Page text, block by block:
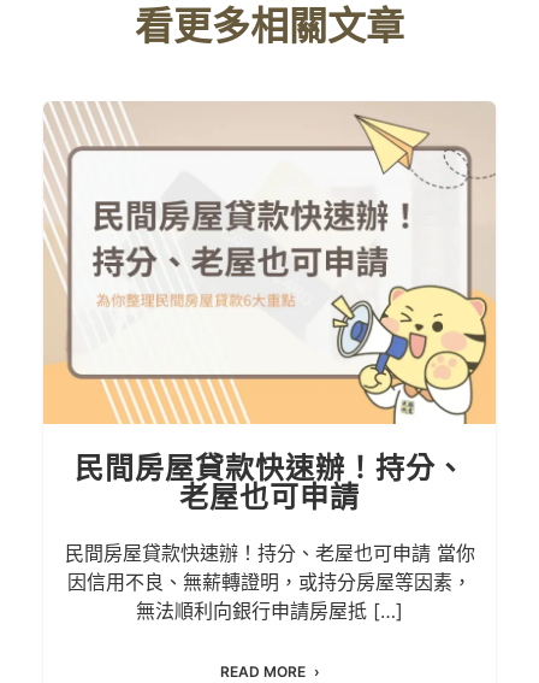
看更多相關文章
民間房屋貸款快速辦！持分、
老屋也可申請
民間房屋貸款快速辦！持分、老屋也可申請 當你
因信用不良、無薪轉證明，或持分房屋等因素，
無法順利向銀行申請房屋抵 […]
READ MORE